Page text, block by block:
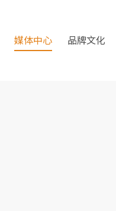
媒体中心 品牌文化